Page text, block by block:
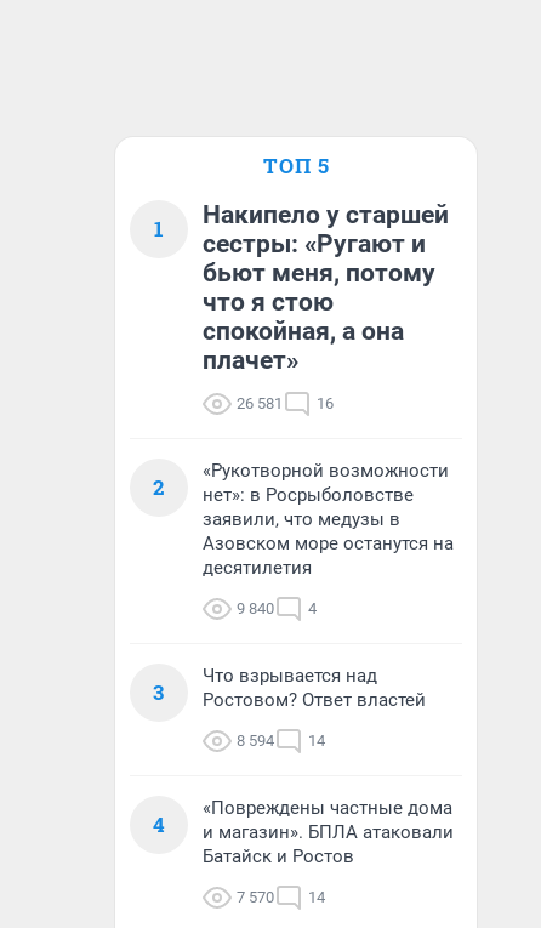
ТОП 5
1
Накипело у старшей
сестры: «Ругают и
бьют меня, потому
что я стою
спокойная, а она
плачет»
26 581 16
2
«Рукотворной возможности
нет»: в Росрыболовстве
заявили, что медузы в
Азовском море останутся на
десятилетия
9 840 4
3
Что взрывается над
Ростовом? Ответ властей
8 594 14
4
«Повреждены частные дома
и магазин». БПЛА атаковали
Батайск и Ростов
7 570 14